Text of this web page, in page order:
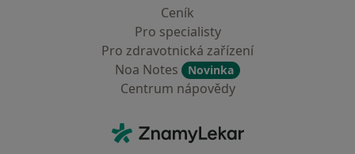
Ceník
Pro specialisty
Pro zdravotnická zařízení
Noa Notes
Novinka
Centrum nápovědy
ZnamyLekar - Hlavní stránka